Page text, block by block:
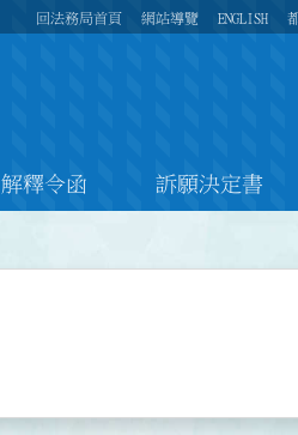
回法務局首頁 網站導覽 ENGLISH
解釋令函 訴願決定書